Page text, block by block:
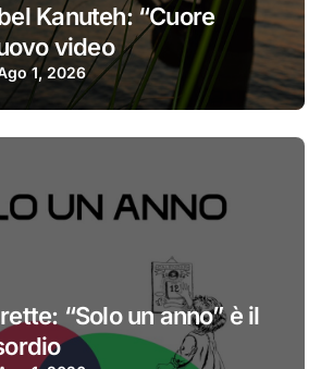
Kanuteh: “Cuore
video
1, 2026
“Solo un anno” è il